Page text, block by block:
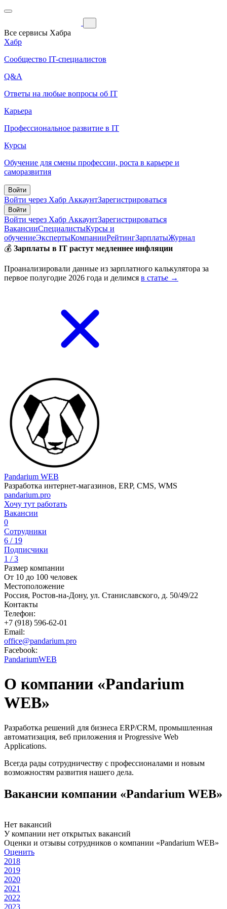
Все сервисы Хабра
Хабр
Сообщество IT-специалистов
Q&A
Ответы на любые вопросы об IT
Карьера
Профессиональное развитие в IT
Курсы
Обучение для смены профессии, роста в карьере и
саморазвития
Войти
Войти через Хабр АккаунтЗарегистрироваться
Войти
Войти через Хабр АккаунтЗарегистрироваться
ВакансииСпециалистыКурсы и
обучениеЭкспертыКомпанииРейтингЗарплатыЖурнал
💰 Зарплаты в IT растут медленнее инфляции
Проанализировали данные из зарплатного калькулятора за
первое полугодие 2026 года и делимся в статье →
Pandarium WEB
Разработка интернет-магазинов, ERP, CMS, WMS
pandarium.pro
Хочу тут работать
Вакансии
0
Сотрудники
6 / 19
Подписчики
1 / 3
Размер компании
От 10 до 100 человек
Местоположение
Россия, Ростов-на-Дону, ул. Станиславского, д. 50/49/22
Контакты
Телефон:
+7 (918) 596-62-01
Email:
office@pandarium.pro
Facebook:
PandariumWEB
О компании «Pandarium
WEB»
Разработка решений для бизнеса ERP/CRM, промышленная
автоматизация, веб приложения и Progressive Web
Applications.
Всегда рады сотрудничеству с профессионалами и новым
возможностям развития нашего дела.
Вакансии компании «Pandarium WEB»
Нет вакансий
У компании нет открытых вакансий
Оценки и отзывы сотрудников о компании «Pandarium WEB»
Оценить
2018
2019
2020
2021
2022
2023